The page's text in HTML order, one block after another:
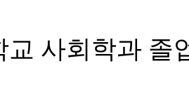
사회학과 졸